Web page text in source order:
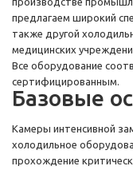
предлагаем широкий
также другой
медицинских
Все оборудование
сертифицированным.
Базовые
Камеры интенсивной
холодильное
прохождение